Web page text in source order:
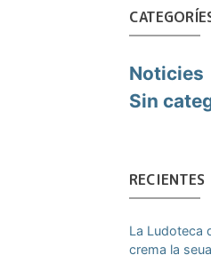
Noticies
Sin
RECIENTES
La Ludoteca
crema la